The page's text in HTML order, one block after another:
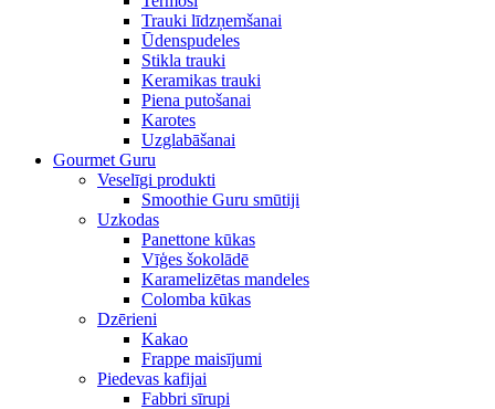
Trauki līdzņemšanai
Ūdenspudeles
Stikla trauki
Keramikas trauki
Piena putošanai
Karotes
Uzglabāšanai
Gourmet Guru
Veselīgi produkti
Smoothie Guru smūtiji
Uzkodas
Panettone kūkas
Vīģes šokolādē
Karamelizētas mandeles
Colomba kūkas
Dzērieni
Kakao
Frappe maisījumi
Piedevas kafijai
Fabbri sīrupi